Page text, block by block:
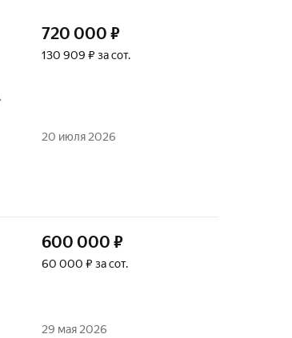
720 000 ₽
130 909 ₽ за сот.
20 июля 2026
600 000 ₽
60 000 ₽ за сот.
29 мая 2026